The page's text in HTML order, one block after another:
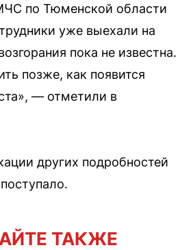
по Тюменской области
уже выехали на
пока не известна.
позже, как появится
— отметили в
других подробностей
ТАКЖЕ